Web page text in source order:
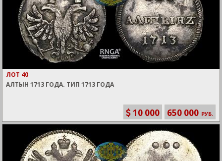
ЛОТ 40
АЛТЫН 1713 ГОДА. ТИП 1713 ГОДА
10 000 650 000 РУБ.